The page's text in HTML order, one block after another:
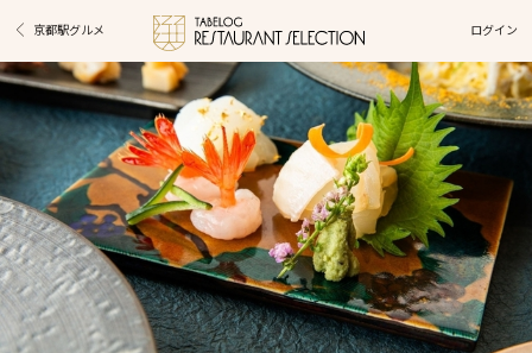
京都駅グルメ ログイン